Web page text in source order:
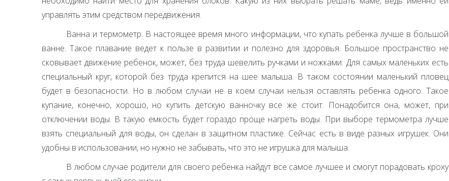
управлять этим средством передвижения.
Ванна и термометр. В настоящее время много информации, что купать ребенка лучше в большой
ванне. Такое плавание ведет к пользе в развитии и полезно для здоровья. Большое пространство не
сковывает движение ребенок, может, без труда шевелить ручками и ножками. Для самых маленьких есть
специальный круг, которой без труда крепится на шее малыша. В таком состоянии маленький пловец
будет в безопасности. Но в любом случаи не в коем случаи нельзя оставлять ребенка одного. Такое
купание, конечно, хорошо, но купить детскую ванночку все же стоит. Понадобится она, может, при
отключении воды. В такую емкость будет гораздо проще нагреть воды. При выборе термометра лучше
взять специальный для воды, он сделан в защитном пластике. Сейчас есть в виде разных игрушек. Они
удобны в использовании, но нужно не забывать, что это не игрушка для малыша.
В любом случае родители для своего ребенка найдут все самое лучшее и смогут порадовать кроху